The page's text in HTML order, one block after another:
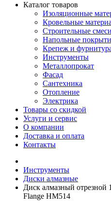
Каталог товаров
Изоляционные
Кровельные
Строительные смеси
Напольные
Крепеж и
Инструменты
Металлопрокат
Фасад
Сантехника
Отопление
Электрика
Товары со скидкой
Услуги и сервис
О компании
Доставка и оплата
Контакты
Инструменты
Диски алмазные
Диск алмазный отрезной
Flange HM514